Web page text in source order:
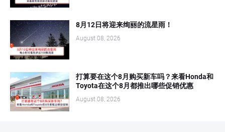
8月12日将迎来绚丽的流星雨！
August 08, 2026
打算要在这个8月购买新车吗？来看Honda和
Toyota在这个8月都推出哪些促销优惠
August 08, 2026